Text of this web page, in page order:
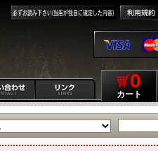
0
カート